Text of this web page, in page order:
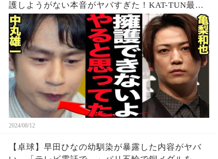
護しようがない本音がヤバすぎた！KAT-TUN最初
期の若い頃から見てきた本性に驚愕…【芸能】
2024/08/12
【卓球】早田ひなの幼馴染が暴露した内容がヤバ